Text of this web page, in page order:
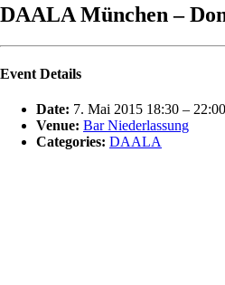
DAALA München –
Event Details
Date: 7. Mai 2015 18:30 – 22:00
Venue: Bar Niederlassung
Categories: DAALA